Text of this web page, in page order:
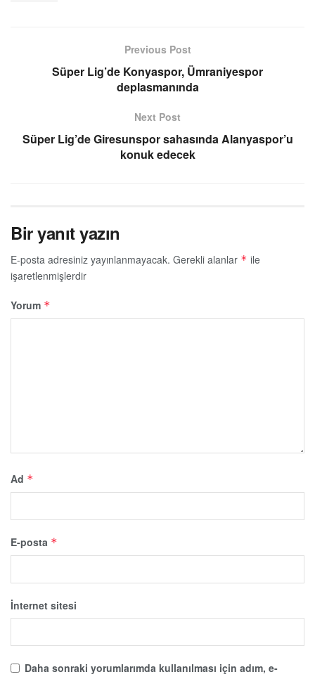
Previous Post
Süper Lig’de Konyaspor, Ümraniyespor
deplasmanında
Next Post
Süper Lig’de Giresunspor sahasında Alanyaspor’u
konuk edecek
Bir yanıt yazın
E-posta adresiniz yayınlanmayacak. Gerekli alanlar * ile
işaretlenmişlerdir
Yorum *
Ad *
E-posta *
İnternet sitesi
Daha sonraki yorumlarımda kullanılması için adım, e-